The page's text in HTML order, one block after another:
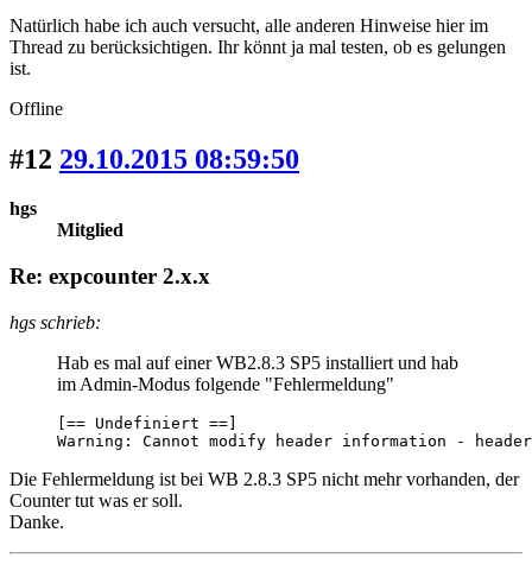
Natürlich habe ich auch versucht, alle anderen Hinweise hier im
Thread zu berücksichtigen. Ihr könnt ja mal testen, ob es gelungen
ist.
Offline
#12 29.10.2015 08:59:50
hgs
Mitglied
Re: expcounter 2.x.x
hgs schrieb:
Hab es mal auf einer WB2.8.3 SP5 installiert und hab
im Admin-Modus folgende "Fehlermeldung"
[== Undefiniert ==]
Warning: Cannot modify header information -
Die Fehlermeldung ist bei WB 2.8.3 SP5 nicht mehr vorhanden, der
Counter tut was er soll.
Danke.